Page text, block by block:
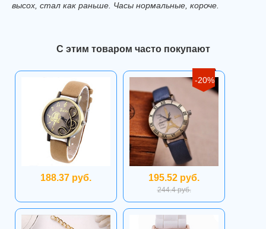
высох, стал как раньше. Часы нормальные, короче.
С этим товаром часто покупают
188.37 руб.
-20%
195.52 руб.
244.4 руб.